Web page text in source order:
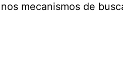
mecanismos de